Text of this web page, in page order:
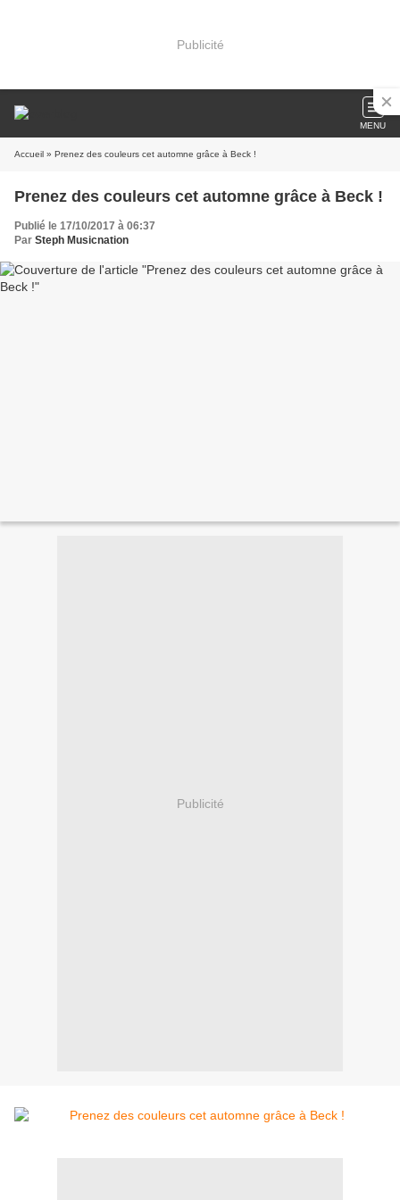
Publicité
MENU
Accueil » Prenez des couleurs cet automne grâce à Beck !
Prenez des couleurs cet automne grâce à Beck !
Publié le 17/10/2017 à 06:37
Par Steph Musicnation
Publicité